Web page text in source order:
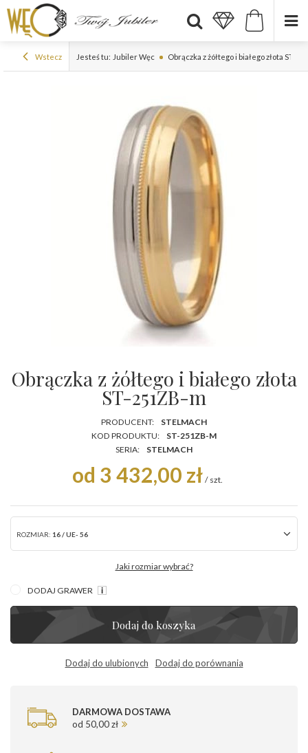
Wstecz Jesteś tu: Jubiler Węc Obrączka z żółtego i białego złota ST-
Obrączka z żółtego i białego złota
ST-251ZB-m
PRODUCENT:
STELMACH
KOD PRODUKTU:
ST-251ZB-M
SERIA:
STELMACH
od 3 432,00 zł / szt.
ROZMIAR: 16 / UE- 56
Jaki rozmiar wybrać?
DODAJ GRAWER
Dodaj do koszyka
Dodaj do ulubionych Dodaj do porównania
DARMOWA DOSTAWA
od 50,00 zł